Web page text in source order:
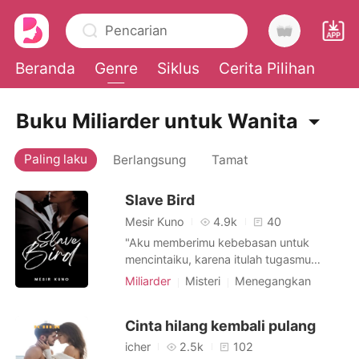
Pencarian
Beranda Genre Siklus Cerita Pilihan
Pengisian Ulang
Riwayat Membaca
Keluar
Buku Miliarder untuk Wanita
Paling laku Berlangsung Tamat
Slave Bird
Mesir Kuno 4.9k
40
"Aku memberimu kebebasan untuk
mencintaiku, karena itulah tugasmu
sebagai budak. Tapi ingat, jangan
selain cinta." Nathalie berharap ia bisa
melakukan hal itu, tapi nyatanya tidak.
Miliarder Misteri
Menegangkan
Budak seksual
Imut
Menarik
Beruntung
Cinta hilang kembali pulang
icher 2.5k
102